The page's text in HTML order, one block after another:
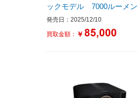
ックモデル 7000ルーメン ブ
ラック EB-PU07BH5
発売日：2025/12/10
買取金額： ￥